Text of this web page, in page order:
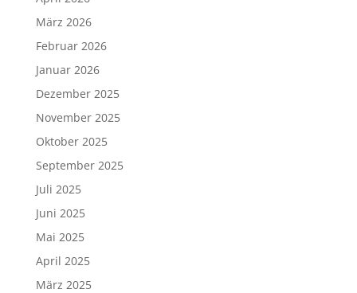
März 2026
Februar 2026
Januar 2026
Dezember 2025
November 2025
Oktober 2025
September 2025
Juli 2025
Juni 2025
Mai 2025
April 2025
März 2025